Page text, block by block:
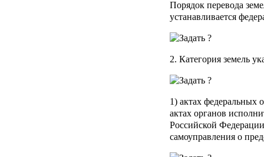
Порядок перевода
устанавливается
2. Категория земель
1) актах федеральных
актах органов
Российской
самоуправления о